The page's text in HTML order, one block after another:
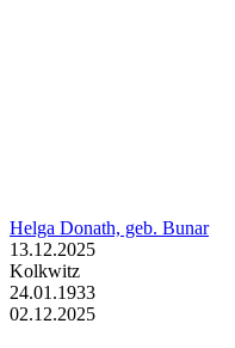
Helga Donath, geb. Bunar
13.12.2025
Kolkwitz
24.01.1933
02.12.2025